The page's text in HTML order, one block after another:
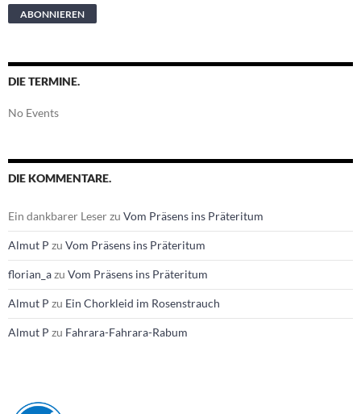
DIE TERMINE.
No Events
DIE KOMMENTARE.
Ein dankbarer Leserzu Vom Präsens ins Präteritum
Almut P zu Vom Präsens ins Präteritum
florian_azu Vom Präsens ins Präteritum
Almut P zu Ein Chorkleid im Rosenstrauch
Almut P zu Fahrara-Fahrara-Rabum